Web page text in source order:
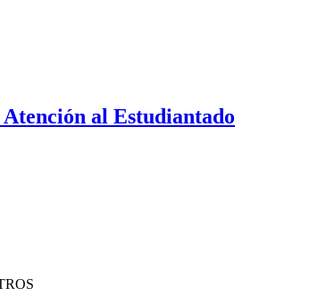
al Estudiantado